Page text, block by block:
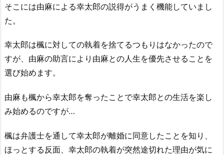
そこには由麻による幸太郎の説得がうまく機能していまし
た。
幸太郎は楓に対しての執着を捨てるつもりはなかったので
すが、由麻の助言により由麻との人生を優先させることを
選び始めます。
由麻も楓から幸太郎を奪ったことで幸太郎との生活を楽し
み始めるのですが…
楓は弁護士を通して幸太郎が離婚に同意したことを知り、
ほっとする反面、幸太郎の執着が突然途切れた理由が気に